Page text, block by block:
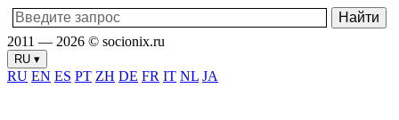
2011 — 2026 © socionix.ru
RU ▾
RU EN ES PT ZH DE FR IT NL JA